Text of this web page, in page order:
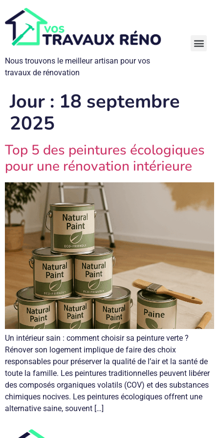
Nous trouvons le meilleur artisan pour vos
travaux de rénovation
Jour : 18 septembre
2025
Top 5 des peintures écologiques
pour une rénovation intérieure
Un intérieur sain : comment choisir sa peinture verte ?
Rénover son logement implique de faire des choix
responsables pour préserver la qualité de l’air et la santé de
toute la famille. Les peintures traditionnelles peuvent libérer
des composés organiques volatils (COV) et des substances
chimiques nocives. Les peintures écologiques offrent une
alternative saine, souvent […]